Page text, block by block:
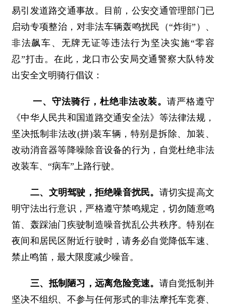
易引发道路交通事故。目前，公安交通管理部门已
启动专项整治，对非法车辆轰鸣扰民（“炸街”）、
非法飙车、无牌无证等违法行为坚决实施“零容
忍”打击。在此，龙口市公安局交通警察大队特发
出安全文明骑行倡议：
一、守法骑行，杜绝非法改装。 请严格遵守
《中华人民共和国道路交通安全法》等法律法规，
坚决抵制非法改(拼)装车辆，特别是拆除、加装、
改动消音器等降噪除音设备的行为，自觉杜绝非法
改装车、“病车”上路行驶。
​​​​​​​二、文明驾驶，拒绝噪音扰民。 请切实提高文
明守法出行意识，严格遵守禁鸣规定，切勿随意鸣
笛、轰踩油门疾驶制造噪音扰乱公共秩序。特别在
夜间和居民区附近行驶时，请务必自觉降低车速、
禁止鸣笛，最大限度减少噪音。
​​​​​​​三、抵制陋习，远离危险竞速。 请自觉抵制并
坚决不组织、不参与任何形式的非法摩托车竞赛、